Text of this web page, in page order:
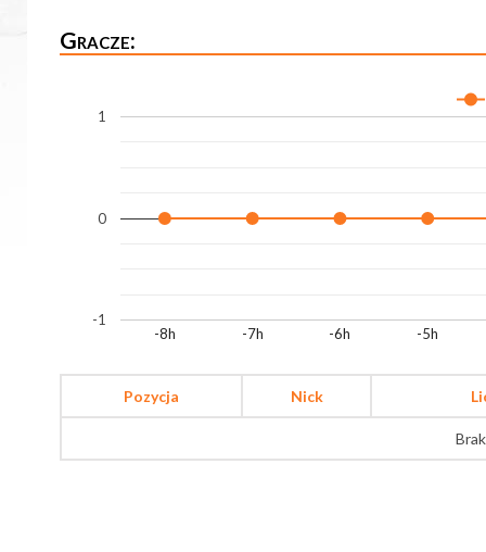
Gracze:
-8h -7h -6h -5h
-1
0
1
Pozycja Nick